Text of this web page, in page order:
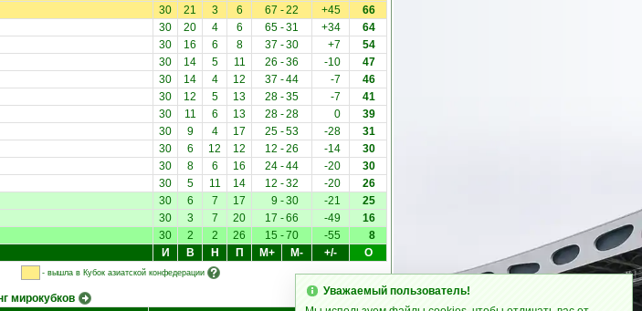
30 21 3 6 67 -22 +45
66
30 20 4 6 65 -31 +34
64
30 16 6 8 37 -30 +7
54
30 14 5 11 26 -36 -10
47
30 14 4 12 37 -44 -7
46
30 12 5 13 28 -35 -7
41
30 11 6 13 28 -28 0
39
30 9 4 17 25 -53 -28
31
30 6 12 12 12 -26 -14
30
30 8 6 16 24 -44 -20
30
30 5 11 14 12 -32 -20
26
30 6 7 17 9 -30 -21
25
30 3 7 20 17 -66 -49
16
30 2 2 26 15 -70 -55
8
И В Н П М+ М- +/- О
- вышла в Кубок азиатской конфедерации
мирокубков
Уважаемый пользователь!